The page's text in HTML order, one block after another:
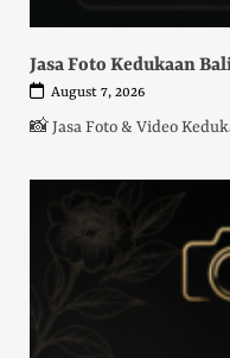
Jasa Foto Kedukaan
August 7, 2026
📸 Jasa Foto & Video